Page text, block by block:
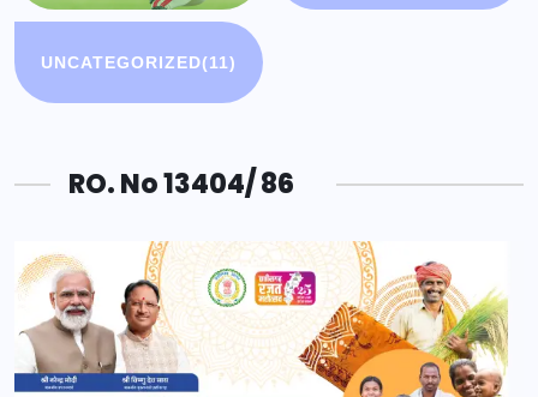
UNCATEGORIZED(11)
RO. No 13404/ 86